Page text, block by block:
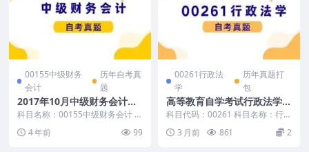
00155中级财务
会计
历年自考真
题
2017年10月中级财务会计自
考真题和答案
科目名称：00155中级财务会计 试
育自学考试...
4 年前 99
00261行政法
学
历年真题打
包
高等教育自学考试行政法学历
年真题及答案
科目代码：00261 科目名称：行政
法学 真题及答案包含： 2026年4
月 20...
3 月前 861 2